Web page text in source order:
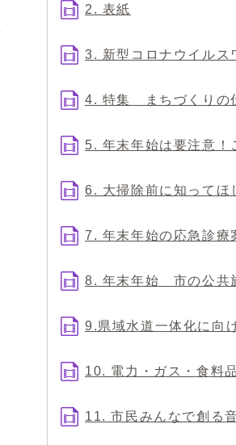
2. 表紙
3. 新型コロナウイルス
4. 特集 まちづくりの
5. 年末年始は要注意！
6. 大掃除前に知って
7. 年末年始の応急診療
8. 年末年始 市の公共
9.県域水道一体化に向
10. 電力・ガス・食料
11. 市民みんなで創る